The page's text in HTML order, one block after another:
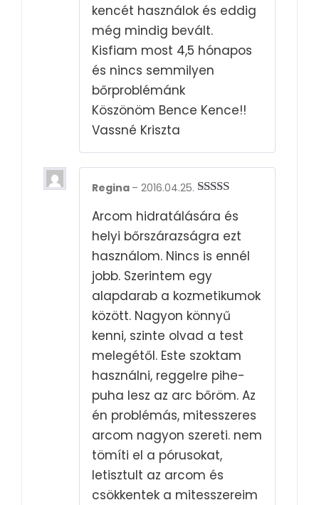
kencét használok és eddig
még mindig bevált.
Kisfiam most 4,5 hónapos
és nincs semmilyen
bőrproblémánk
Köszönöm Bence Kence!!
Vassné Kriszta
of 5
Regina – 2016.04.25.
Arcom hidratálására és
helyi bőrszárazságra ezt
használom. Nincs is ennél
jobb. Szerintem egy
alapdarab a kozmetikumok
között. Nagyon könnyű
kenni, szinte olvad a test
melegétől. Este szoktam
használni, reggelre pihe-
puha lesz az arc bőröm. Az
én problémás, mitesszeres
arcom nagyon szereti. nem
tömíti el a pórusokat,
letisztult az arcom és
csökkentek a mitesszereim